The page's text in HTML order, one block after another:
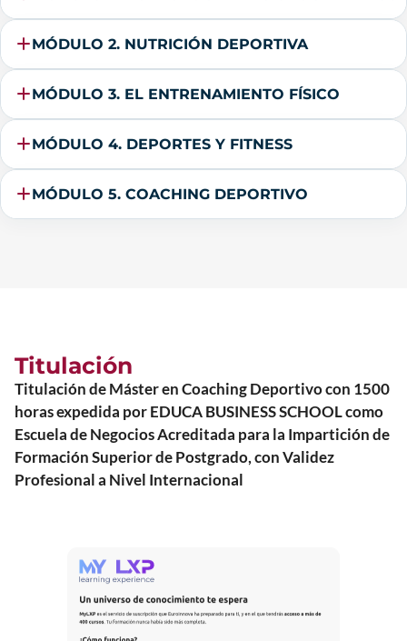
MÓDULO 2. NUTRICIÓN DEPORTIVA
MÓDULO 3. EL ENTRENAMIENTO FÍSICO
MÓDULO 4. DEPORTES Y FITNESS
MÓDULO 5. COACHING DEPORTIVO
Titulación
Titulación de Máster en Coaching Deportivo con 1500
horas expedida por EDUCA BUSINESS SCHOOL como
Escuela de Negocios Acreditada para la Impartición de
Formación Superior de Postgrado, con Validez
Profesional a Nivel Internacional